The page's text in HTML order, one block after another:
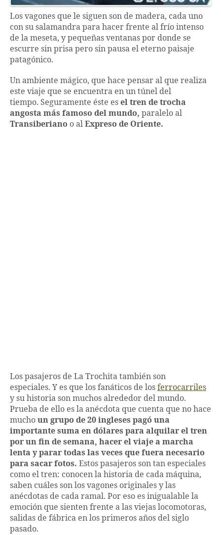
Los vagones que le siguen son de madera, cada uno
con su salamandra para hacer frente al frío intenso
de la meseta, y pequeñas ventanas por donde se
escurre sin prisa pero sin pausa el eterno paisaje
patagónico.
Un ambiente mágico, que hace pensar al que realiza
este viaje que se encuentra en un túnel del
tiempo. Seguramente éste es el tren de trocha
angosta más famoso del mundo, paralelo al
Transiberiano o al Expreso de Oriente.
Los pasajeros de La Trochita también son
especiales. Y es que los fanáticos de los ferrocarriles
y su historia son muchos alrededor del mundo.
Prueba de ello es la anécdota que cuenta que no hace
mucho un grupo de 20 ingleses pagó una
importante suma en dólares para alquilar el tren
por un fin de semana, hacer el viaje a marcha
lenta y parar todas las veces que fuera necesario
para sacar fotos. Estos pasajeros son tan especiales
como el tren: conocen la historia de cada máquina,
saben cuáles son los vagones originales y las
anécdotas de cada ramal. Por eso es inigualable la
emoción que sienten frente a las viejas locomotoras,
salidas de fábrica en los primeros años del siglo
pasado.